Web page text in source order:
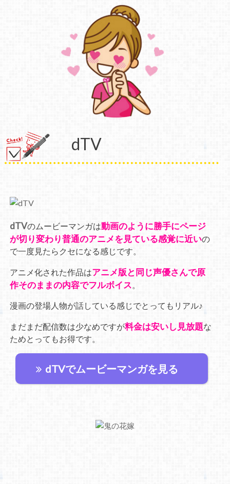
dTV
dTVのムービーマンガは動画のように勝手にページ
が切り変わり普通のアニメを見ている感覚に近いの
で一度見たらクセになる感じです。
アニメ化された作品はアニメ版と同じ声優さんで原
作そのままの内容でフルボイス
漫画の登場人物が話している感じでとってもリアル♪
まだまだ配信数は少なめですが料金は安いし見放題な
ためとってもお得です。
dTVでムービーマンガを見る